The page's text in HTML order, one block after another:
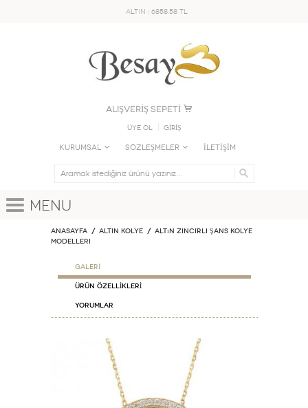
ALTIN : 6858.58 TL
ALIŞVERİŞ SEPETİ
Üye Ol GİRİŞ
KURUMSAL SÖZLEŞMELER İLETİŞİM
Menu
Anasayfa ALTIN KOLYE
Altın Zincirli Şans Kolye
Modelleri
GALERİ
ÜRÜN ÖZELLİKLERİ
Yorumlar